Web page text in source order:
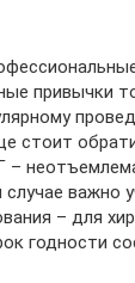
привычки
стоит
–
случае важно
– для
годности